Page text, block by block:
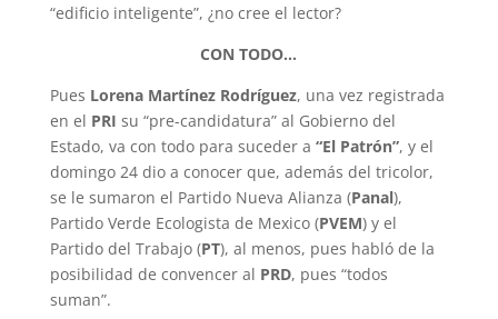
“edificio inteligente”, ¿no cree el lector?
CON TODO…
Pues Lorena Martínez Rodríguez, una vez registrada
en el PRI su “pre-candidatura” al Gobierno del
Estado, va con todo para suceder a “El Patrón”, y el
domingo 24 dio a conocer que, además del tricolor,
se le sumaron el Partido Nueva Alianza (Panal),
Partido Verde Ecologista de Mexico (PVEM) y el
Partido del Trabajo (PT), al menos, pues habló de la
posibilidad de convencer al PRD, pues “todos
suman”.